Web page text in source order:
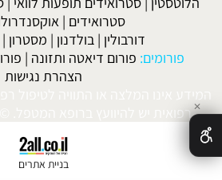
סטרואידים |
דורבולין | בולדנון | מסטרון |
פורומים: פורום דיאטה ותזונה |
הצהרת נגישות
המידע אינו המלצה או התוויה לטיפול
רפואית יש להיוועץ ברופא המטפל. ©
בניית אתרים
✕